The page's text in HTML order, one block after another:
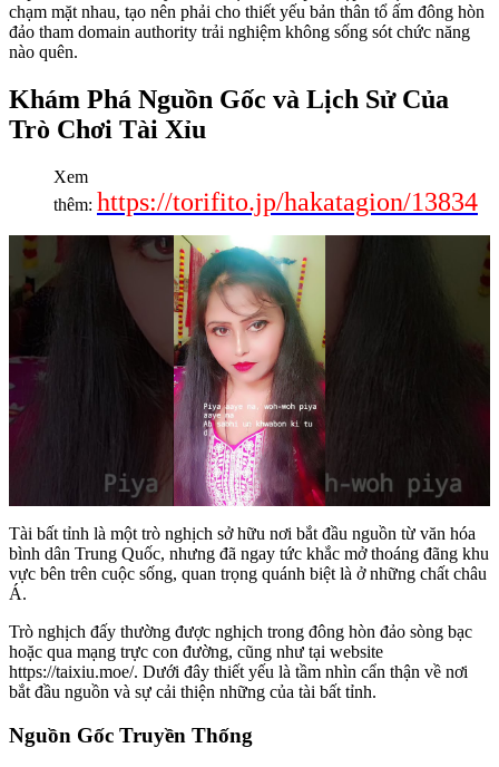
chạm mặt nhau, tạo nên phải cho thiết yếu bản thân tổ ấm đông hòn
đảo tham domain authority trải nghiệm không sống sót chức năng
nào quên.
Khám Phá Nguồn Gốc và Lịch Sử Của
Trò Chơi Tài Xỉu
Xem
thêm: https://torifito.jp/hakatagion/13834
Tài bất tỉnh là một trò nghịch sở hữu nơi bắt đầu nguồn từ văn hóa
bình dân Trung Quốc, nhưng đã ngay tức khắc mở thoáng đãng khu
vực bên trên cuộc sống, quan trọng quánh biệt là ở những chất châu
Á.
Trò nghịch đấy thường được nghịch trong đông hòn đảo sòng bạc
hoặc qua mạng trực con đường, cũng như tại website
https://taixiu.moe/. Dưới đây thiết yếu là tầm nhìn cẩn thận về nơi
bắt đầu nguồn và sự cải thiện những của tài bất tỉnh.
Nguồn Gốc Truyền Thống